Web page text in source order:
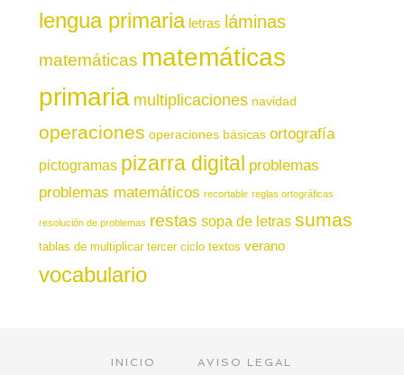
lengua primaria letras láminas
matemáticas matemáticas
primaria multiplicaciones navidad
operaciones operaciones básicas ortografía
pictogramas pizarra digital problemas
problemas matemáticos recortable reglas ortográficas
resolución de problemas restas sopa de letras sumas
tablas de multiplicar tercer ciclo textos verano
vocabulario
INICIO AVISO LEGAL